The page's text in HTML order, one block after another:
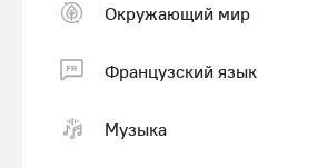
Окружающий мир
Французский язык
Музыка